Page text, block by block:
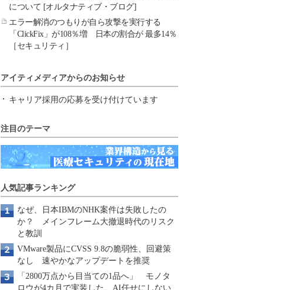
について [オルタナティブ・ブログ]
エラー解消のつもりが自ら攻撃を実行する
「ClickFix」が108％増 日本の割合が 最多14％
［セキュリティ］
アイティメディアからのお知らせ
キャリア採用の応募を受け付けています
注目のテーマ
人気記事ランキング
なぜ、日本IBMのNHK案件は失敗したの
か？ メインフレーム大撤退時代のリスク
と教訓
VMware製品にCVSS 9.8の脆弱性、回避策
なし 速やかなアップデートを推奨
「2800万点から目当ての1品へ」 モノタ
ロウが4カ月で実装した、AI任せにしない